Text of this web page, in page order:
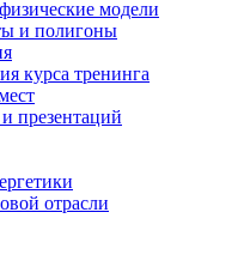
модели
и полигоны
курса тренинга
презентаций
отрасли